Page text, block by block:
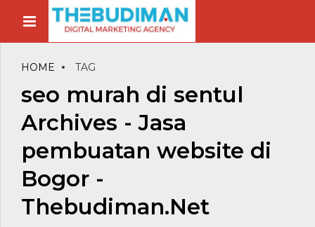
HOME TAG
seo murah di sentul
Archives - Jasa
pembuatan website di
Bogor -
Thebudiman.Net